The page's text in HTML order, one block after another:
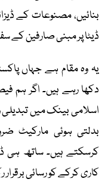
بنائیں، مصنوعات کے
ڈیٹا پر مبنی صارفین کے
یہ وہ مقام ہے جہاں
دکھا رہے ہیں۔ اگر ہم
اسلامی بینک میں
بدلتی ہوئی مارکیٹ
کرسکتے ہیں۔ ساتھ ہی
کاری کرکے کو رسائی